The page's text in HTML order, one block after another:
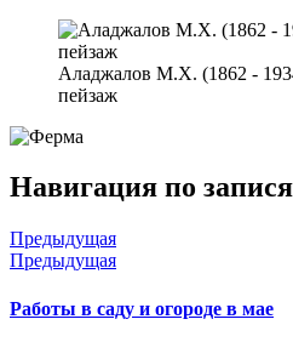
Аладжалов М.Х. (1862 -
пейзаж
Навигация по
Предыдущая
Предыдущая
Работы в саду и огороде в мае